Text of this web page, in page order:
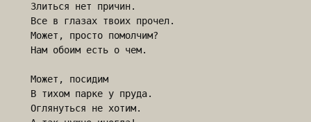
Злиться нет причин.
Все в глазах твоих прочел.
Может, просто помолчим?
Нам обоим есть о чем.
Может, посидим
В тихом парке у пруда.
Оглянуться не хотим.